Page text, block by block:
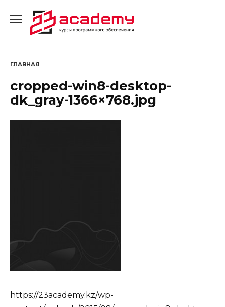
содержанию
ГЛАВНАЯ
cropped-win8-desktop-
dk_gray-1366×768.jpg
https://23academy.kz/wp-